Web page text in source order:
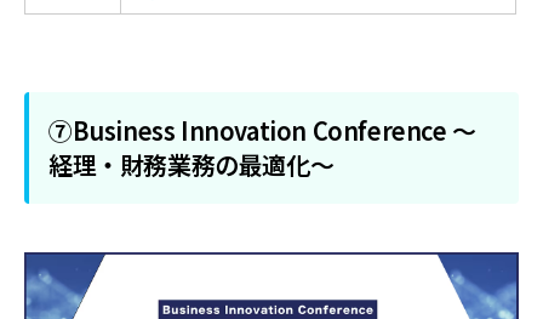
⑦Business Innovation Conference 〜
経理・財務業務の最適化〜